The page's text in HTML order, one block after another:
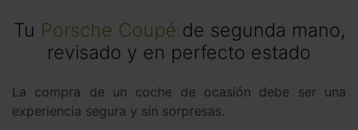
Tu Porsche Coupé de segunda mano,
revisado y en perfecto estado
La compra de un coche de ocasión debe ser una
experiencia segura y sin sorpresas.